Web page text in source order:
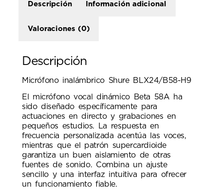
Descripción Información adicional
Valoraciones (0)
Descripción
Micrófono inalámbrico Shure BLX24/B58-H9
El micrófono vocal dinámico Beta 58A ha
sido diseñado específicamente para
actuaciones en directo y grabaciones en
pequeños estudios. La respuesta en
frecuencia personalizada acentúa las voces,
mientras que el patrón supercardioide
garantiza un buen aislamiento de otras
fuentes de sonido. Combina un ajuste
sencillo y una interfaz intuitiva para ofrecer
un funcionamiento fiable.